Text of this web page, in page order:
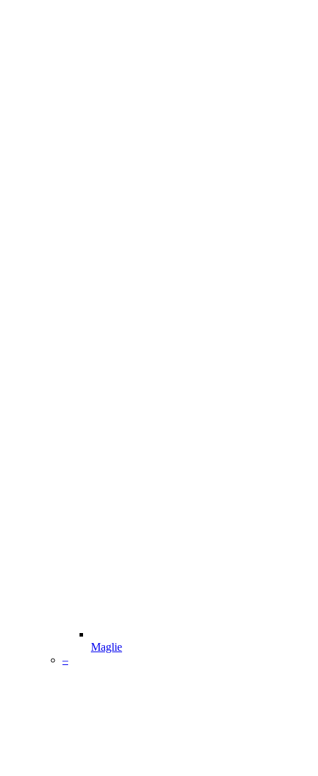
Maglie
–